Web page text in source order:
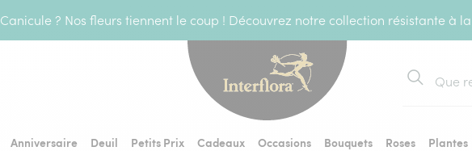
Canicule ? Nos fleurs tiennent le coup ! Découvrez notre collection résistante à
Rechercher
Anniversaire Deuil Petits Prix Cadeaux Occasions Bouquets Roses Plantes